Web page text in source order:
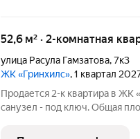
52,6 м² · 2-комнатная
улица Расула Гамзатова,7к3
ЖК «Гринхилс», 1 квартал
Продается 2-к квартира в ЖК
санузел - под ключ. Общая площадь
«Гринхилс» жилой